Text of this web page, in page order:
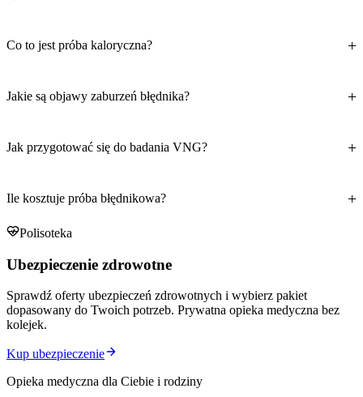
Co to jest próba kaloryczna?
Jakie są objawy zaburzeń błędnika?
Jak przygotować się do badania VNG?
Ile kosztuje próba błędnikowa?
Polisoteka
Ubezpieczenie zdrowotne
Sprawdź oferty ubezpieczeń zdrowotnych i wybierz pakiet
dopasowany do Twoich potrzeb. Prywatna opieka medyczna bez
kolejek.
Kup ubezpieczenie
Opieka medyczna dla Ciebie i rodziny